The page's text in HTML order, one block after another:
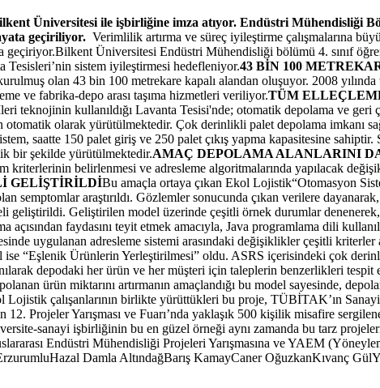
Üniversitesi ile işbirliğine imza atıyor. Endüstri Mühendisliği
geçiriliyor. Verimlilik artırma ve süreç iyileştirme çalışmalarına
Üniversitesi Endüstri Mühendisliği bölümü 4. sınıf
sistem iyileştirmesi hedefleniyor.43 BİN 100
olan 43 bin 100 metrekare kapalı alandan oluşuyor. 2008
ve fabrika-depo arası taşıma hizmetleri veriliyor.TÜM
teknojinin kullanıldığı Lavanta Tesisi'nde; otomatik depolama ve
olarak yürütülmektedir. Çok derinlikli palet depolama imkanı
saatte 150 palet giriş ve 250 palet çıkış yapma kapasitesine sahiptir.
bir şekilde yürütülmektedir.AMAÇ DEPOLAMA ALANLARINI
kriterlerinin belirlenmesi ve adresleme algoritmalarında yapılacak
GELİŞTİRİLDİBu amaçla ortaya çıkan Ekol Lojistik“Otomasyon
semptomlar araştırıldı. Gözlemler sonucunda çıkan verilere
geliştirildi. Geliştirilen model üzerinde çeşitli örnek durumlar
açısından faydasını teyit etmek amacıyla, Java programlama dili
uygulanan adresleme sistemi arasındaki değişiklikler çeşitli kriterler
ise “Eşlenik Ürünlerin Yerleştirilmesi” oldu. ASRS içerisindeki çok
depodaki her ürün ve her müşteri için taleplerin benzerlikleri
ürün miktarını artırmanın amaçlandığı bu model sayesinde,
çalışanlarının birlikte yürüttükleri bu proje, TÜBİTAK’ın
12. Projeler Yarışması ve Fuarı’nda yaklaşık 500 kişilik misafire
sanayi işbirliğinin bu en güzel örneği aynı zamanda bu tarz
Endüstri Mühendisliği Projeleri Yarışmasına ve YAEM
Damla AltındağBarış KamayCaner OğuzkanKıvanç